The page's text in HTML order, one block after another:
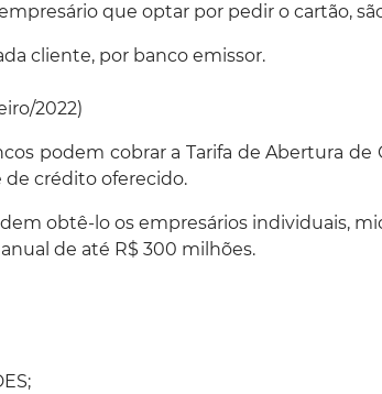
que optar por pedir o cartão,
cliente, por banco emissor.
2022)
podem cobrar a Tarifa de Abertura de
de crédito oferecido.
obtê-lo os empresários individuais,
de até R$ 300 milhões.